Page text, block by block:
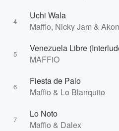
4
Uchi Wala
Maffio, Nicky Jam & Akon
5
Venezuela Libre
MAFFiO
6
Fiesta de Palo
Maffio & Lo Blanquito
7
Lo Noto
Maffio & Dalex